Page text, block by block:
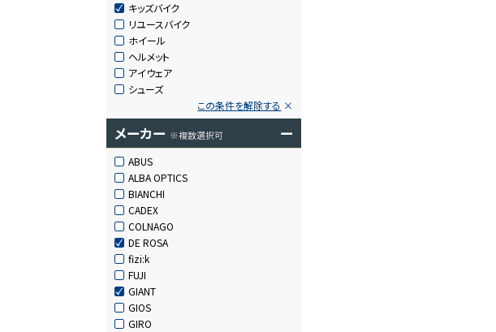
キッズバイク
リユースバイク
ホイール
ヘルメット
アイウェア
シューズ
この条件を解除する
メーカー ※複数選択可 ー
ABUS
ALBA OPTICS
BIANCHI
CADEX
COLNAGO
DE ROSA
fizi:k
FUJI
GIANT
GIOS
GIRO